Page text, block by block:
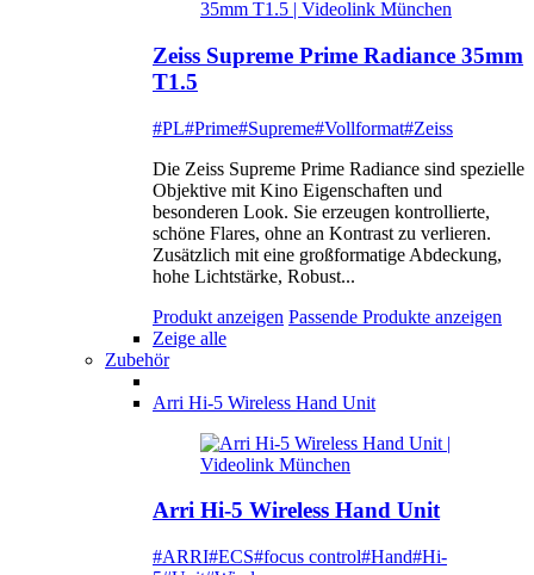
Zeiss Supreme Prime Radiance 35mm
T1.5
#PL#Prime#Supreme#Vollformat#Zeiss
Die Zeiss Supreme Prime Radiance sind spezielle
Objektive mit Kino Eigenschaften und
besonderen Look. Sie erzeugen kontrollierte,
schöne Flares, ohne an Kontrast zu verlieren.
Zusätzlich mit eine großformatige Abdeckung,
hohe Lichtstärke, Robust...
Produkt anzeigen Passende Produkte anzeigen
Zeige alle
Zubehör
Arri Hi-5 Wireless Hand Unit
Arri Hi-5 Wireless Hand Unit
#ARRI#ECS#focus control#Hand#Hi-